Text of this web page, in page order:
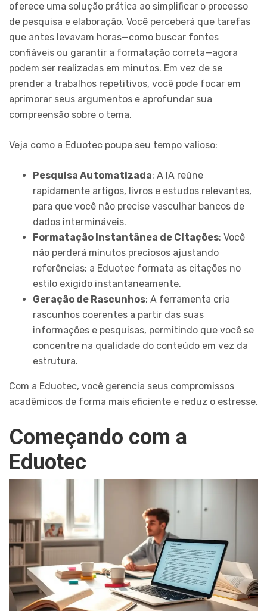
oferece uma solução prática ao simplificar o processo
de pesquisa e elaboração. Você perceberá que tarefas
que antes levavam horas—como buscar fontes
confiáveis ou garantir a formatação correta—agora
podem ser realizadas em minutos. Em vez de se
prender a trabalhos repetitivos, você pode focar em
aprimorar seus argumentos e aprofundar sua
compreensão sobre o tema.
Veja como a Eduotec poupa seu tempo valioso:
Pesquisa Automatizada: A IA reúne
rapidamente artigos, livros e estudos relevantes,
para que você não precise vasculhar bancos de
dados intermináveis.
Formatação Instantânea de Citações: Você
não perderá minutos preciosos ajustando
referências; a Eduotec formata as citações no
estilo exigido instantaneamente.
Geração de Rascunhos: A ferramenta cria
rascunhos coerentes a partir das suas
informações e pesquisas, permitindo que você se
concentre na qualidade do conteúdo em vez da
estrutura.
Com a Eduotec, você gerencia seus compromissos
acadêmicos de forma mais eficiente e reduz o estresse.
Começando com a
Eduotec